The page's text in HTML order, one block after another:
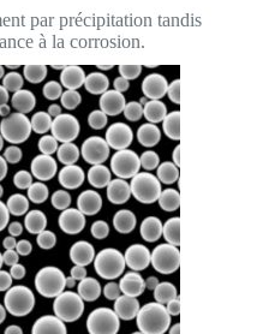
par précipitation tandis
à la corrosion.